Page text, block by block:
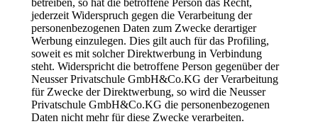
betreiben, so hat die betroffene Person das Recht,
jederzeit Widerspruch gegen die Verarbeitung der
personenbezogenen Daten zum Zwecke derartiger
Werbung einzulegen. Dies gilt auch für das Profiling,
soweit es mit solcher Direktwerbung in Verbindung
steht. Widerspricht die betroffene Person gegenüber der
Neusser Privatschule GmbH&Co.KG der Verarbeitung
für Zwecke der Direktwerbung, so wird die Neusser
Privatschule GmbH&Co.KG die personenbezogenen
Daten nicht mehr für diese Zwecke verarbeiten.